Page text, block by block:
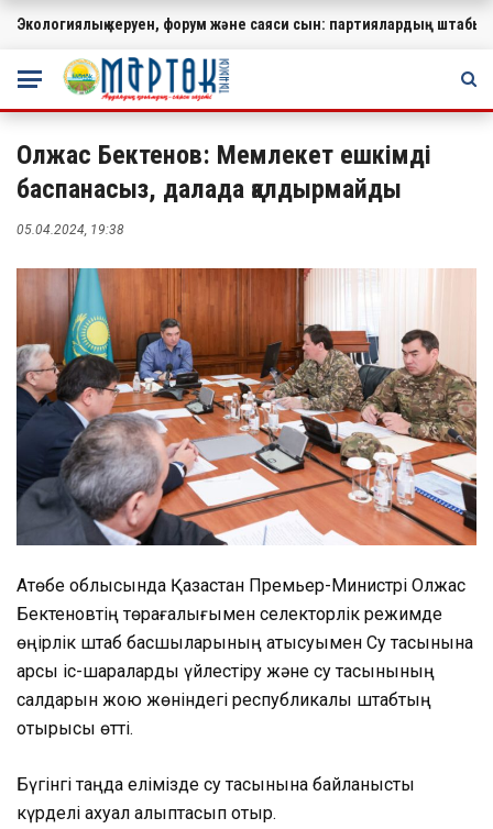
МАҢЫЗДЫ
Экологиялық керуен, форум және саяси сын: партиялардың
Олжас Бектенов: Мемлекет ешкімді
баспанасыз, далада қалдырмайды
05.04.2024, 19:38
Ақтөбе облысында Қазақстан Премьер-Министрі Олжас
Бектеновтің төрағалығымен селекторлік режимде
өңірлік штаб басшыларының қатысуымен Су тасқынына
қарсы іс-шараларды үйлестіру және су тасқынының
салдарын жою жөніндегі республикалық штабтың
отырысы өтті.
Бүгінгі таңда елімізде су тасқынына байланысты
күрделі ахуал қалыптасып отыр.